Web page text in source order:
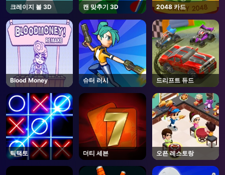
AD
크레이지 볼 3D 캔 맞추기 3D 2048 카드
Blood Money 슈터 러시 드리프트 듀드
틱택토 더티 세븐 오픈 레스토랑